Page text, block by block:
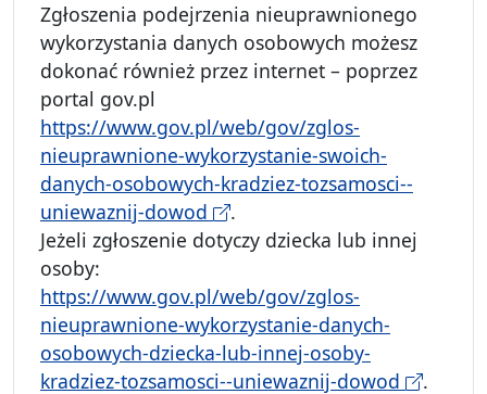
Zgłoszenia podejrzenia nieuprawnionego
wykorzystania danych osobowych możesz
dokonać również przez internet – poprzez
portal gov.pl
https://www.gov.pl/web/gov/zglos-
nieuprawnione-wykorzystanie-swoich-
danych-osobowych-kradziez-tozsamosci--
uniewaznij-dowod
.
Jeżeli zgłoszenie dotyczy dziecka lub innej
osoby:
https://www.gov.pl/web/gov/zglos-
nieuprawnione-wykorzystanie-danych-
osobowych-dziecka-lub-innej-osoby-
kradziez-tozsamosci--uniewaznij-dowod
.